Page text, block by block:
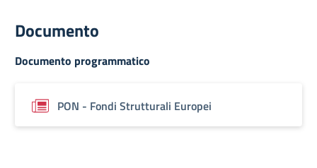
Documento
Documento programmatico
PON - Fondi Strutturali Europei